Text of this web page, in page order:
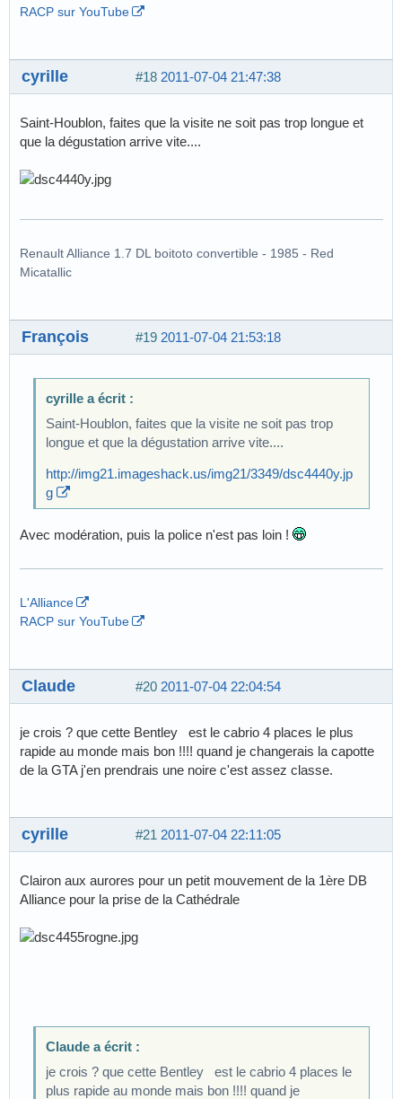
RACP sur YouTube
#18 2011-07-04 21:47:38
cyrille
Saint-Houblon, faites que la visite ne soit pas trop longue et
que la dégustation arrive vite....
Renault Alliance 1.7 DL boitoto convertible - 1985 - Red
Micatallic
#19 2011-07-04 21:53:18
François
cyrille a écrit :
Saint-Houblon, faites que la visite ne soit pas trop
longue et que la dégustation arrive vite....
http://img21.imageshack.us/img21/3349/dsc4440y.jp
g
Avec modération, puis la police n'est pas loin !
L'Alliance
RACP sur YouTube
#20 2011-07-04 22:04:54
Claude
je crois ? que cette Bentley est le cabrio 4 places le plus
rapide au monde mais bon !!!! quand je changerais la capotte
de la GTA j'en prendrais une noire c'est assez classe.
#21 2011-07-04 22:11:05
cyrille
Clairon aux aurores pour un petit mouvement de la 1ère DB
Alliance pour la prise de la Cathédrale
Claude a écrit :
je crois ? que cette Bentley est le cabrio 4 places le
plus rapide au monde mais bon !!!! quand je